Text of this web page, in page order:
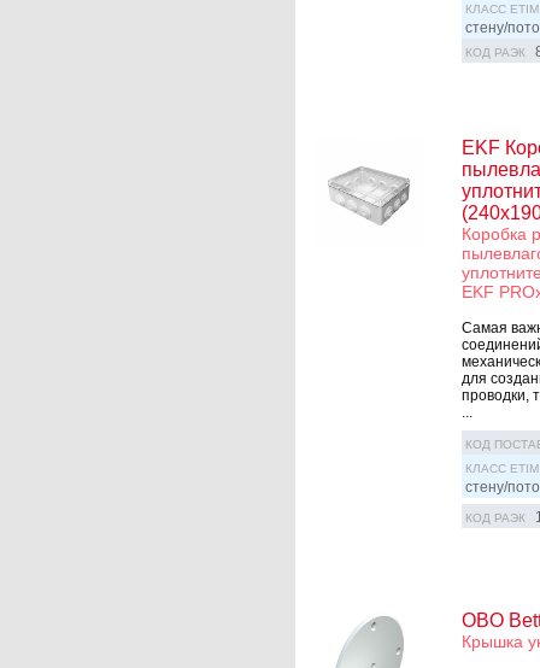
КЛАСС ETIM
стену/
КОД РАЭК
EKF
Коробка
EKF
Самая
для
проводки,
...
КОД
КЛАСС ETIM
стену/
КОД РАЭК
OBO
Крышка